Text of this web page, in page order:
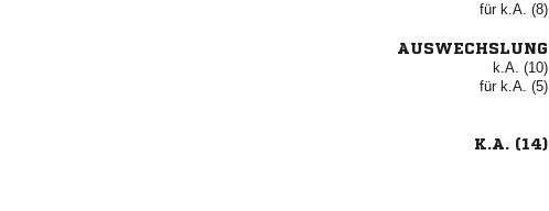
für k.A. (8)
AUSWECHSLUNG
k.A. (10)
für k.A. (5)
K.A. (14)